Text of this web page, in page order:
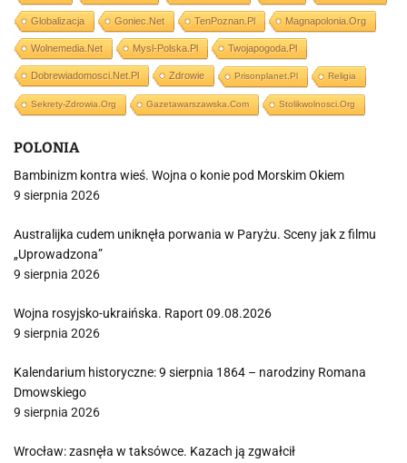
Globalizacja Goniec.net TenPoznan.pl Magnapolonia.org
Wolnemedia.net Mysl-Polska.pl Twojapogoda.pl
Dobrewiadomosci.net.pl Zdrowie Prisonplanet.pl Religia
Sekrety-Zdrowia.org Gazetawarszawska.com Stolikwolnosci.org
POLONIA
Bambinizm kontra wieś. Wojna o konie pod Morskim Okiem
9 sierpnia 2026
Australijka cudem uniknęła porwania w Paryżu. Sceny jak z filmu
„Uprowadzona”
9 sierpnia 2026
Wojna rosyjsko-ukraińska. Raport 09.08.2026
9 sierpnia 2026
Kalendarium historyczne: 9 sierpnia 1864 – narodziny Romana
Dmowskiego
9 sierpnia 2026
Wrocław: zasnęła w taksówce. Kazach ją zgwałcił